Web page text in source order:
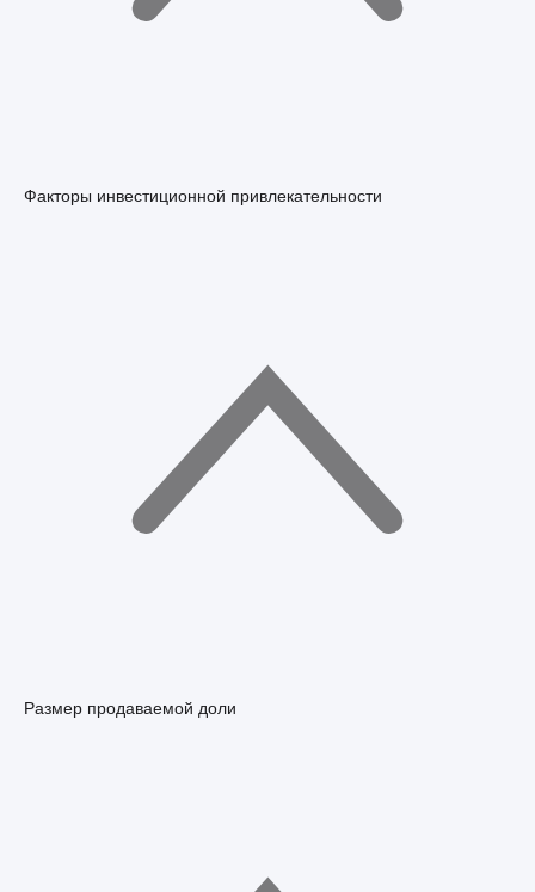
Факторы инвестиционной привлекательности
Размер продаваемой доли